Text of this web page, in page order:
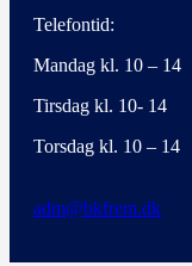
Telefontid:
Mandag kl. 10 – 14
Tirsdag kl. 10- 14
Torsdag kl. 10 – 14
adm@bkfrem.dk